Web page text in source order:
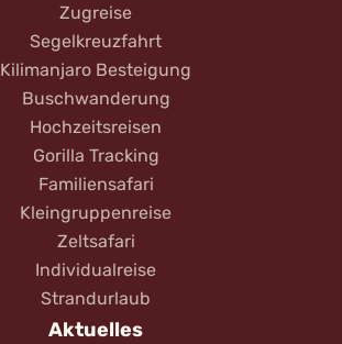
Zugreise
Segelkreuzfahrt
Kilimanjaro Besteigung
Buschwanderung
Hochzeitsreisen
Gorilla Tracking
Familiensafari
Kleingruppenreise
Zeltsafari
Individualreise
Strandurlaub
Aktuelles